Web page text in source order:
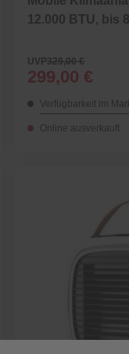
12.000 BTU, bis
UVP329,00 €
299,00 €
Verfügbarkeit im
Online ausverkauft